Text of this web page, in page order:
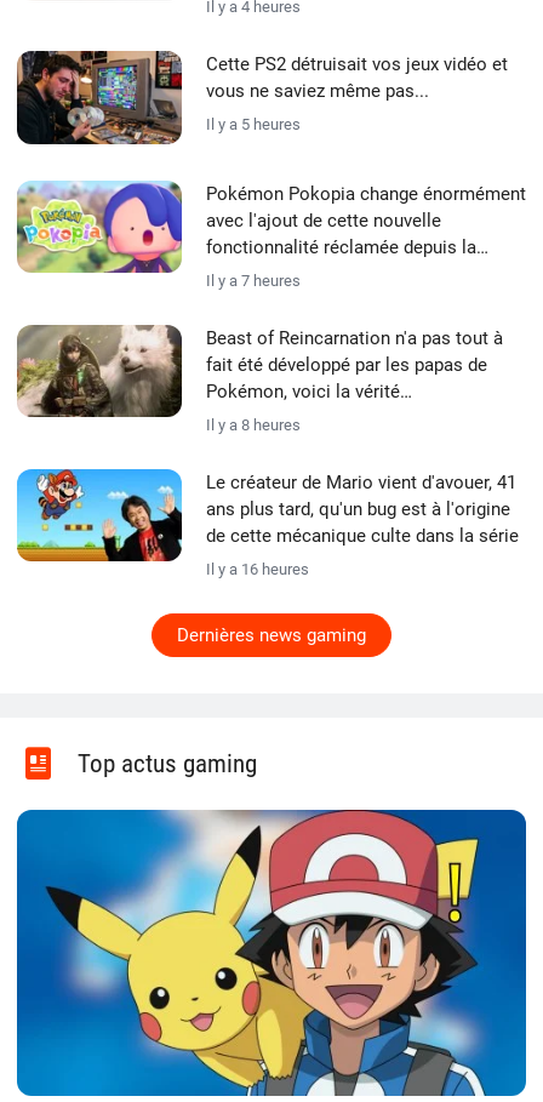
Il y a 4 heures
Cette PS2 détruisait vos jeux vidéo et
vous ne saviez même pas...
Il y a 5 heures
Pokémon Pokopia change énormément
avec l'ajout de cette nouvelle
fonctionnalité réclamée depuis la
sortie du jeu
Il y a 7 heures
Beast of Reincarnation n'a pas tout à
fait été développé par les papas de
Pokémon, voici la vérité…
Il y a 8 heures
Le créateur de Mario vient d'avouer, 41
ans plus tard, qu'un bug est à l'origine
de cette mécanique culte dans la série
Il y a 16 heures
Dernières news gaming
Top actus gaming